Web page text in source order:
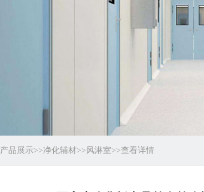
产品展示>>净化辅材>> 风淋室>>查看详情